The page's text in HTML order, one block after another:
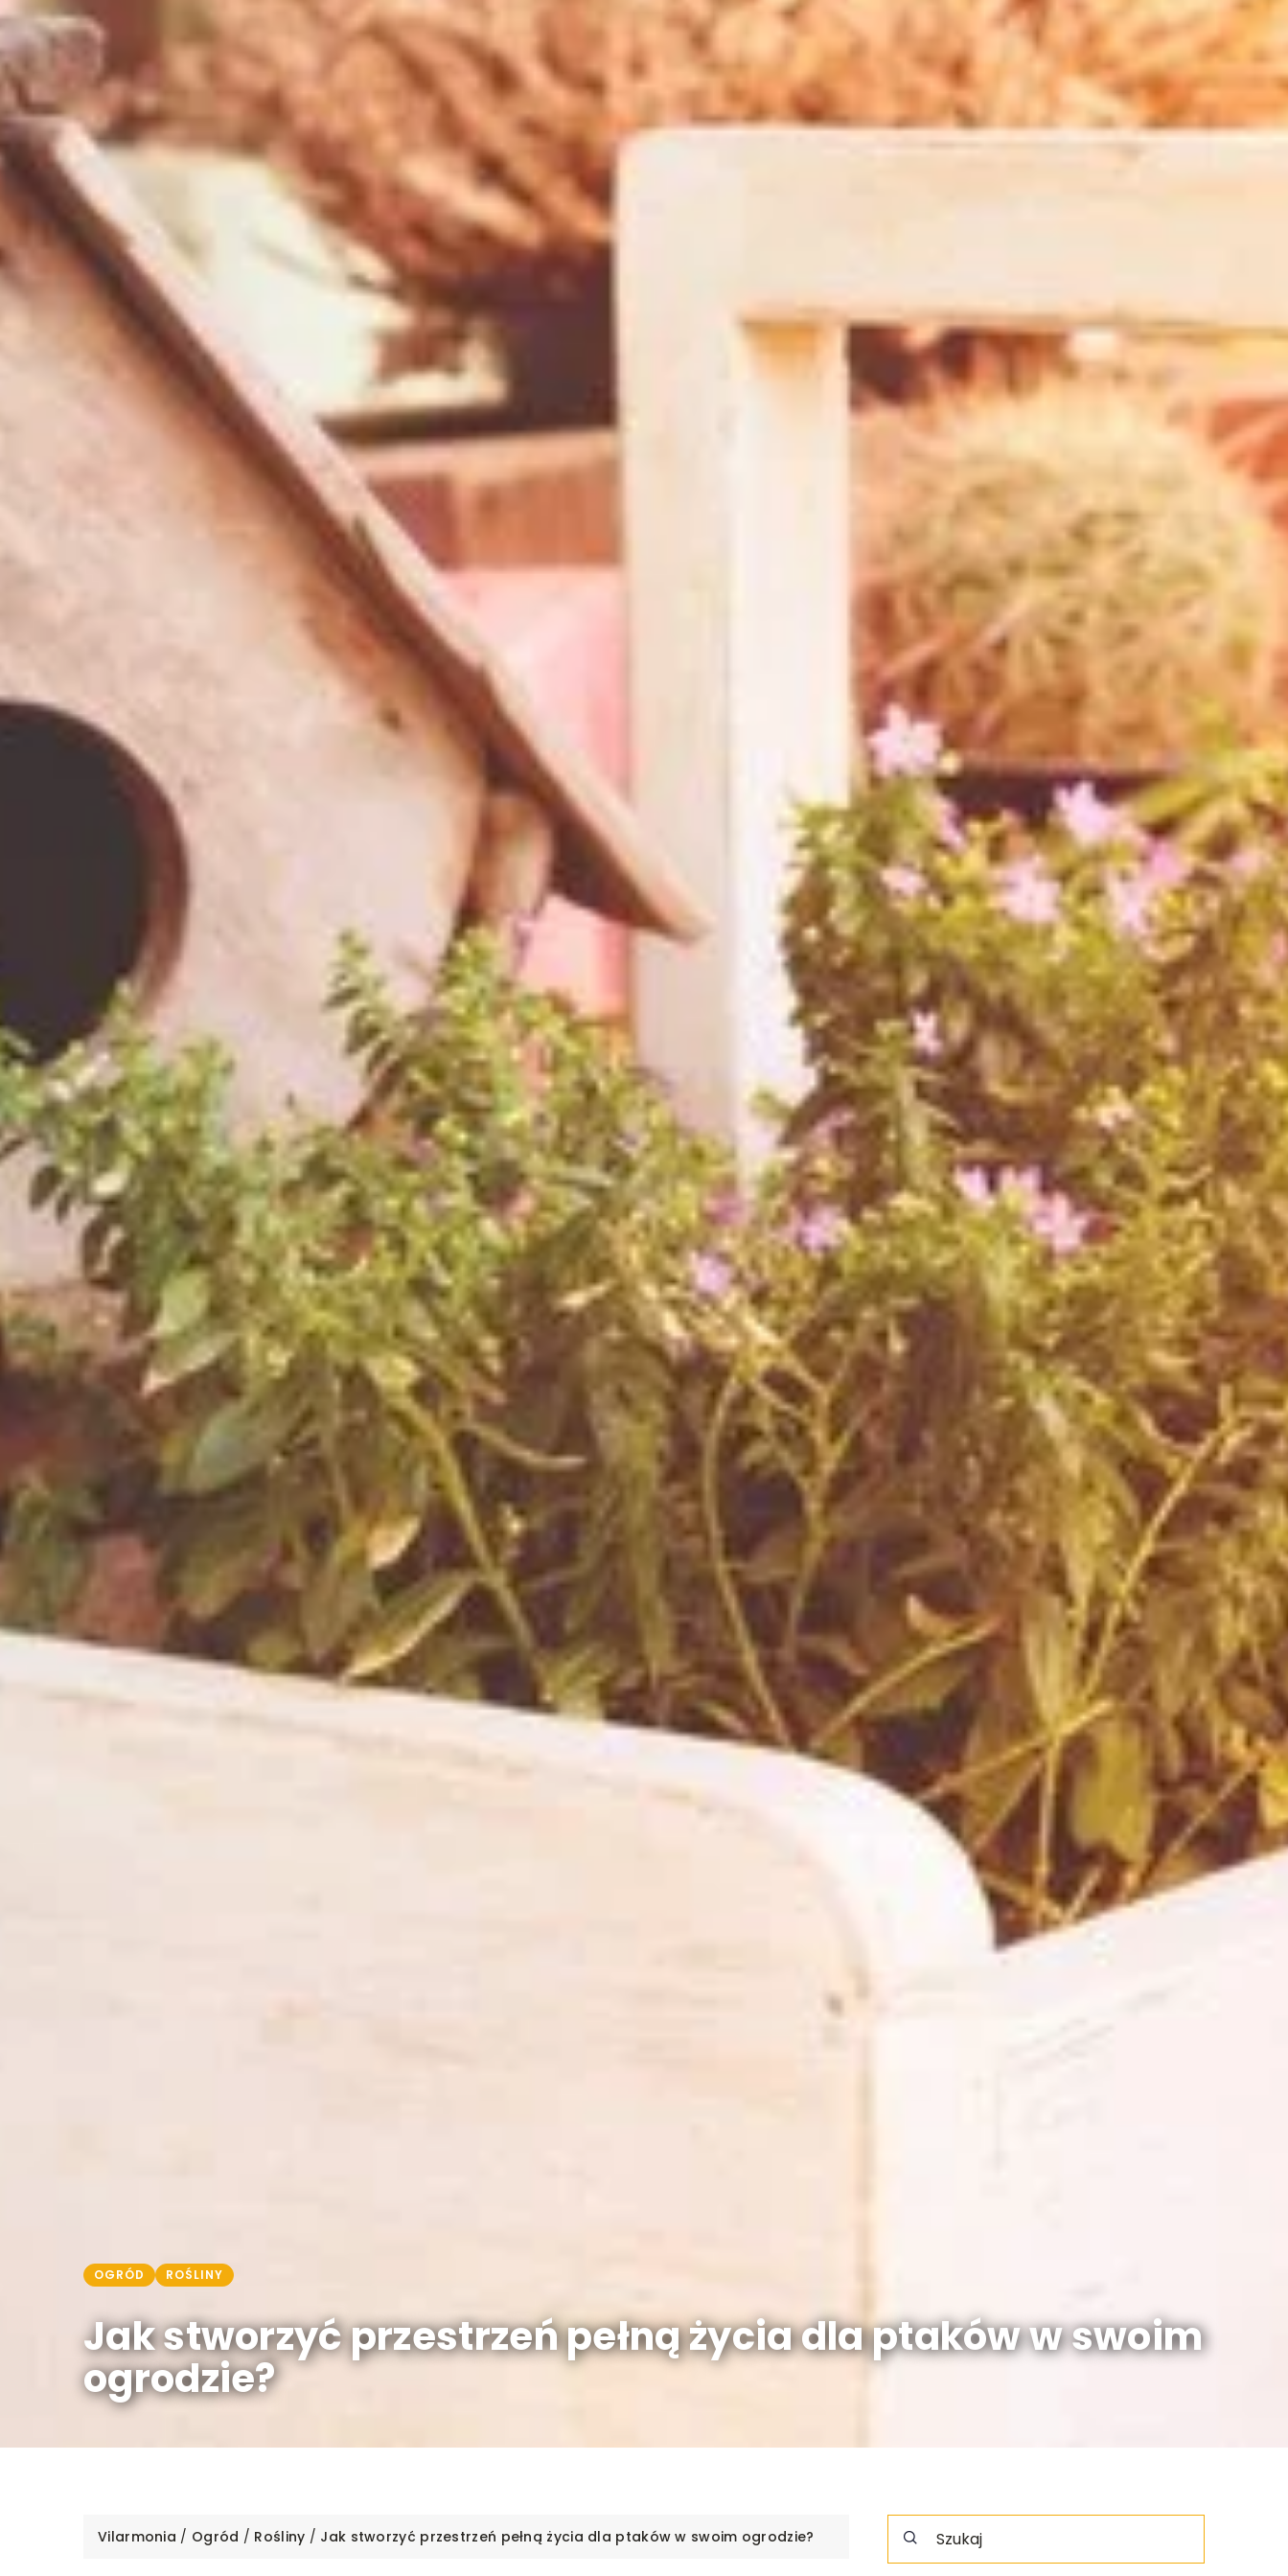
OGRÓD ROŚLINY
Jak stworzyć przestrzeń pełną życia dla ptaków w swoim
ogrodzie?
Vilarmonia / Ogród / Rośliny / Jak stworzyć przestrzeń pełną życia dla ptaków w swoim ogrodzie?